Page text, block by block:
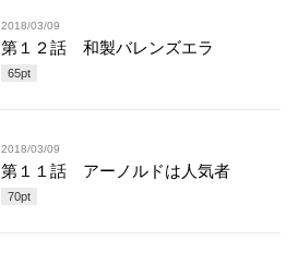
2018/03/09
第１２話 和製バレンズエラ
65pt
2018/03/09
第１１話 アーノルドは人気者
70pt